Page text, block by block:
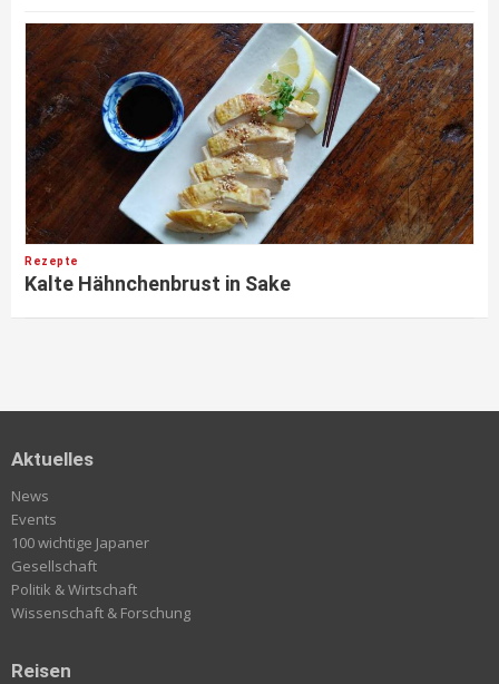
Rezepte
Kalte Hähnchenbrust in Sake
Aktuelles
News
Events
100 wichtige Japaner
Gesellschaft
Politik & Wirtschaft
Wissenschaft & Forschung
Reisen